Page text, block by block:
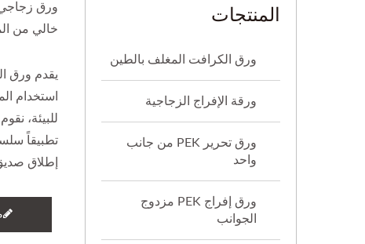
ورق
خالي من
يقدم ورق
استخدام
للبيئة،
تطبيقاً
إطلاق
المنتجات
ورق الكرافت المغلف بالطين
ورقة الإفراج الزجاجية
ورق تحرير PEK من جانب
واحد
ورق إفراج PEK مزدوج
الجوانب